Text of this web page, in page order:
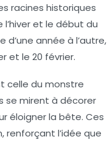
racines historiques
et le début du
année à l’autre,
et le 20 février.
celle du monstre
se mirent à décorer
éloigner la bête. Ces
l’idée que